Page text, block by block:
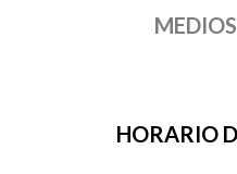
HORARIO